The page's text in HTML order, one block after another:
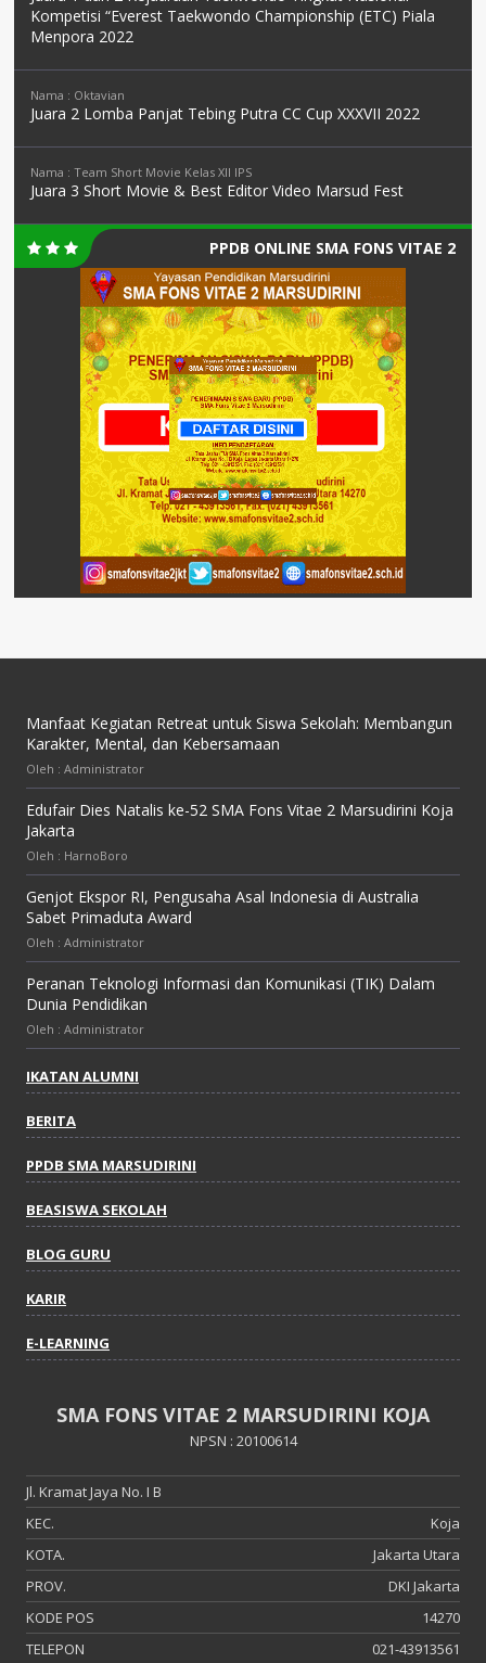
Kompetisi “Everest Taekwondo Championship (ETC) Piala
Menpora 2022
Nama : Oktavian
Juara 2 Lomba Panjat Tebing Putra CC Cup XXXVII 2022
Nama : Team Short Movie Kelas XII IPS
Juara 3 Short Movie & Best Editor Video Marsud Fest
PPDB ONLINE SMA FONS VITAE 2
Manfaat Kegiatan Retreat untuk Siswa Sekolah: Membangun
Karakter, Mental, dan Kebersamaan
Oleh : Administrator
Edufair Dies Natalis ke-52 SMA Fons Vitae 2 Marsudirini Koja
Jakarta
Oleh : HarnoBoro
Genjot Ekspor RI, Pengusaha Asal Indonesia di Australia
Sabet Primaduta Award
Oleh : Administrator
Peranan Teknologi Informasi dan Komunikasi (TIK) Dalam
Dunia Pendidikan
Oleh : Administrator
IKATAN ALUMNI
BERITA
PPDB SMA MARSUDIRINI
BEASISWA SEKOLAH
BLOG GURU
KARIR
E-LEARNING
SMA FONS VITAE 2 MARSUDIRINI KOJA
NPSN : 20100614
Jl. Kramat Jaya No. I B
KEC.
Koja
KOTA.
Jakarta Utara
PROV.
DKI Jakarta
KODE POS
14270
TELEPON
021-43913561